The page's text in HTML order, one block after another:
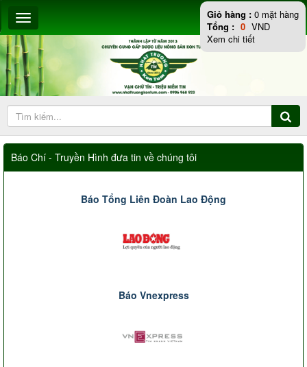
Báo Chí - Truyền Hình đưa tin về chúng tôi
Báo Tổng Liên Đoàn Lao Động
Báo Vnexpress
Giỏ hàng : 0 mặt hàng
Tổng : 0 VND
Xem chi tiết